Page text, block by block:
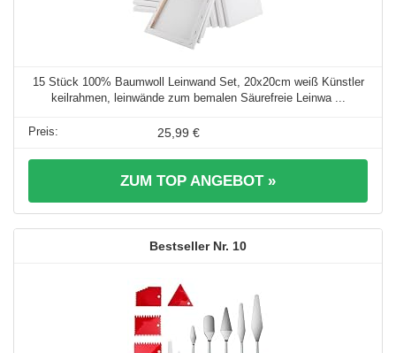
15 Stück 100% Baumwoll Leinwand Set, 20x20cm weiß Künstler
keilrahmen, leinwände zum bemalen Säurefreie Leinwa ...
25,99 €
ZUM TOP ANGEBOT »
10